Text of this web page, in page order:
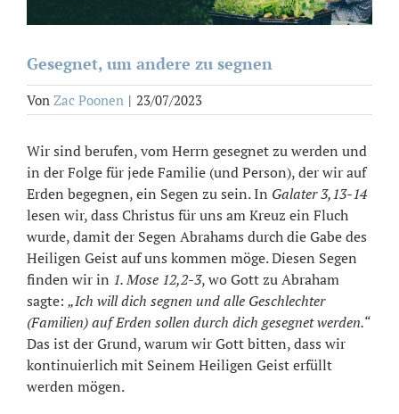
Gesegnet, um andere zu segnen
Von Zac Poonen | 23/07/2023
Wir sind berufen, vom Herrn gesegnet zu werden und
in der Folge für jede Familie (und Person), der wir auf
Erden begegnen, ein Segen zu sein. In Galater 3,13-14
lesen wir, dass Christus für uns am Kreuz ein Fluch
wurde, damit der Segen Abrahams durch die Gabe des
Heiligen Geist auf uns kommen möge. Diesen Segen
finden wir in 1. Mose 12,2-3, wo Gott zu Abraham
sagte: „Ich will dich segnen und alle Geschlechter
(Familien) auf Erden sollen durch dich gesegnet werden.“
Das ist der Grund, warum wir Gott bitten, dass wir
kontinuierlich mit Seinem Heiligen Geist erfüllt
werden mögen.